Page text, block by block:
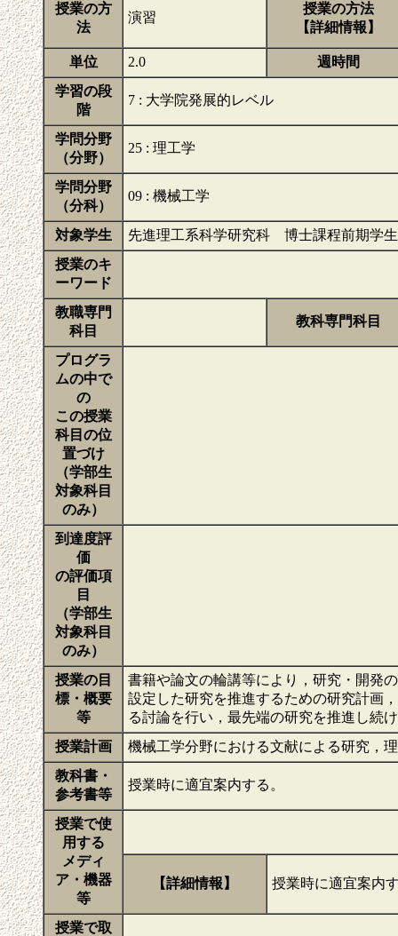
授業の方
法
演習
授業の方法
【詳細情報】
単位 2.0
週時間
学習の段
階
7 : 大学院発展的レベル
学問分野
（分野）
25 : 理工学
学問分野
（分科）
09 : 機械工学
対象学生
先進理工系科学研究科 博士課程前期学生
授業のキ
ーワード
教職専門
科目
教科専門科目
プログラ
ムの中で
の
この授業
科目の位
置づけ
（学部生
対象科目
のみ）
到達度評
価
の評価項
目
（学部生
対象科目
のみ）
授業の目
標・概要
等
書籍や論文の輪講等により，研究・開発
設定した研究を推進するための研究計画
る討論を行い，最先端の研究を推進し続
授業計画
機械工学分野における文献による研究，
教科書・
参考書等
授業時に適宜案内する。
授業で使
用する
メディ
ア・機器
等
【詳細情報】 授業時に適宜案内
授業で取